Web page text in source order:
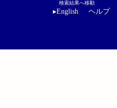
検索結果へ移動
▸English ヘルプ